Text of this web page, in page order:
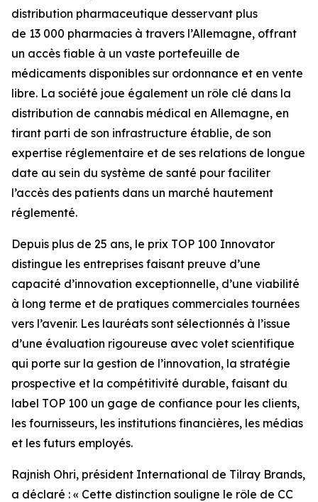
distribution pharmaceutique desservant plus
de 13 000 pharmacies à travers l’Allemagne, offrant
un accès fiable à un vaste portefeuille de
médicaments disponibles sur ordonnance et en vente
libre. La société joue également un rôle clé dans la
distribution de cannabis médical en Allemagne, en
tirant parti de son infrastructure établie, de son
expertise réglementaire et de ses relations de longue
date au sein du système de santé pour faciliter
l’accès des patients dans un marché hautement
réglementé.
Depuis plus de 25 ans, le prix TOP 100 Innovator
distingue les entreprises faisant preuve d’une
capacité d’innovation exceptionnelle, d’une viabilité
à long terme et de pratiques commerciales tournées
vers l’avenir. Les lauréats sont sélectionnés à l’issue
d’une évaluation rigoureuse avec volet scientifique
qui porte sur la gestion de l’innovation, la stratégie
prospective et la compétitivité durable, faisant du
label TOP 100 un gage de confiance pour les clients,
les fournisseurs, les institutions financières, les médias
et les futurs employés.
Rajnish Ohri, président International de Tilray Brands,
a déclaré : « Cette distinction souligne le rôle de CC